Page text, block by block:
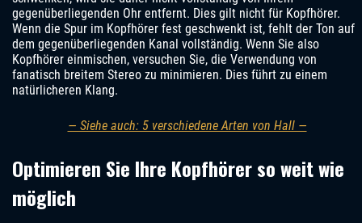
gegenüberliegenden Ohr entfernt. Dies gilt nicht für Kopfhörer.
Wenn die Spur im Kopfhörer fest geschwenkt ist, fehlt der Ton auf
dem gegenüberliegenden Kanal vollständig. Wenn Sie also
Kopfhörer einmischen, versuchen Sie, die Verwendung von
fanatisch breitem Stereo zu minimieren. Dies führt zu einem
natürlicheren Klang.
— Siehe auch: 5 verschiedene Arten von Hall —
Optimieren Sie Ihre Kopfhörer so weit wie
möglich